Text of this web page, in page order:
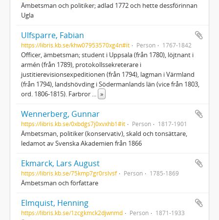
Ämbetsman och politiker; adlad 1772 och hette dessförinnan
Ugla
Ulfsparre, Fabian
https://libris.kb.se/khw07953570xg4n#it Person 1767-1842
Officer, ämbetsman; student i Uppsala (från 1780), löjtnant i
armén (från 1789), protokollssekreterare i
justitierevisionsexpeditionen (från 1794), lagman i Värmland
(från 1794), landshövding i Södermanlands län (vice från 1803,
ord. 1806-1815). Farbror ... »
Wennerberg, Gunnar
https://libris.kb.se/0xbdgs7j0xvxhb1#it Person 1817-1901
Ämbetsman, politiker (konservativ), skald och tonsättare,
ledamot av Svenska Akademien från 1866
Ekmarck, Lars August
https://libris.kb.se/75kmp7gr0rslvsf Person 1785-1869
Ämbetsman och författare
Elmquist, Henning
https://libris.kb.se/1zcgkmck2djwnmd Person 1871-1933